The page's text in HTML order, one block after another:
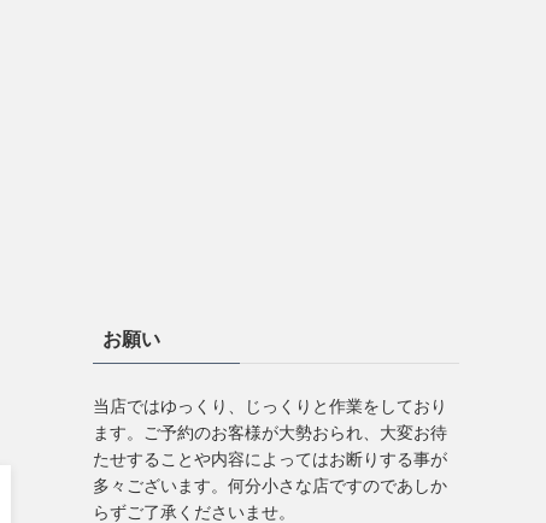
お願い
当店ではゆっくり、じっくりと作業をしており
ます。ご予約のお客様が大勢おられ、大変お待
たせすることや内容によってはお断りする事が
多々ございます。何分小さな店ですのであしか
らずご了承くださいませ。